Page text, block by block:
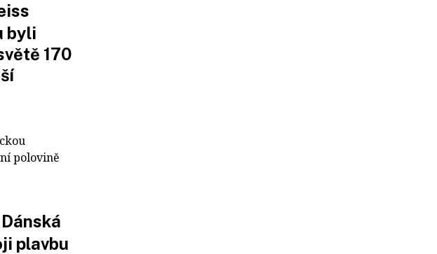
byli
170
polovině
plavbu